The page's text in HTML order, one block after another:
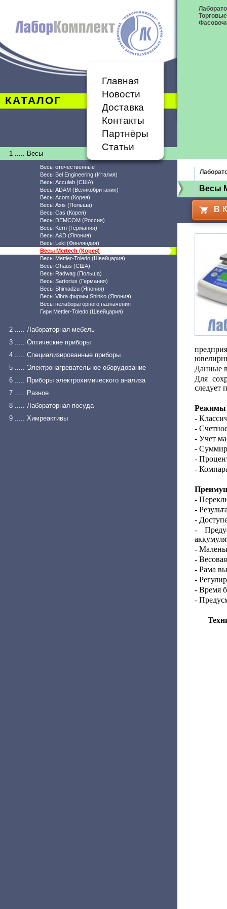
КАТАЛОГ
Главная
Новости
Доставка
Контакты
Партнёры
Статьи
1 ..... Весы
Весы отечественные
Весы Bel Engineering (Италия)
Весы Acculab (США)
Весы ADAM (Великобритания)
Весы Acom (Корея)
Весы Axis (Польша)
Весы Cas (Корея)
Весы DEMCOM (Россия)
Весы Kern (Германия)
Весы A&D (Япония)
Весы Leki (Финляндия)
Весы Mertech (Корея)
Весы Mettler-Toledo (Швейцария)
Весы Ohaus (США)
Весы Radwag (Польша)
Весы Sartorius (Германия)
Весы Shimadzu (Япония)
Весы Vibra фирмы Shinko (Япония)
Весы нелабораторного назначения
Гири Mettler-Toledo (Швейцария)
2 ..... Лабораторная мебель
3 ..... Оптические приборы
4 ..... Специализированные приборы
5 ..... Электронагревательное оборудование
6 ..... Приборы электрохимического анализа
7 ..... Разное
8 ..... Лабораторная посуда
9 ..... Химреактивы
Весы
В
Данные
Для
следует
Режимы
-
-
- Учет
-
-
-
-
-
-
-
-
-
- Рама
-
- Время
-